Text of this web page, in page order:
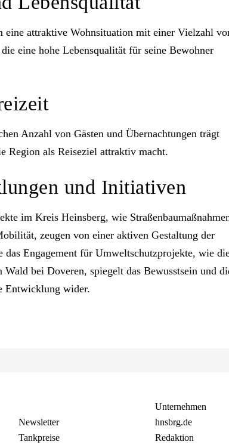
eine attraktive Wohnsituation mit einer Vielzahl
eine hohe Lebensqualität für seine Bewohner
Anzahl von Gästen und Übernachtungen trägt
Region als Reiseziel attraktiv macht​​.
und Initiativen
im Kreis Heinsberg, wie
zeugen von einer aktiven Gestaltung der
das Engagement für Umweltschutzprojekte, wie
bei Doveren, spiegelt das Bewusstsein und
Entwicklung wider​​.
Newsletter
Tankpreise
Unternehmen
hnsbrg.de
Redaktion